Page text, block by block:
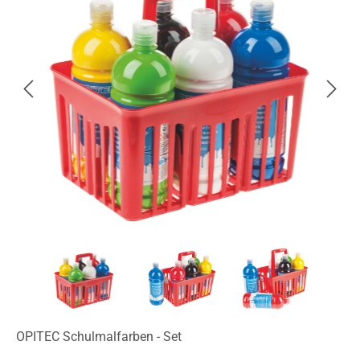
OPITEC Schulmalfarben - Set